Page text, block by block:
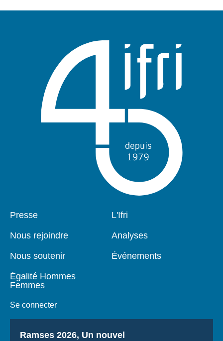
Pied
Presse
Nous rejoindre
Nous soutenir
Égalité Hommes
Femmes
Se connecter
Navigation
L'Ifri
Analyses
Événements
Titre
Ramses 2026, Un nouvel